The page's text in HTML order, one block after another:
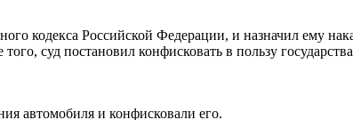
кодекса Российской Федерации, и назначил ему
суд постановил конфисковать в пользу
автомобиля и конфисковали его.